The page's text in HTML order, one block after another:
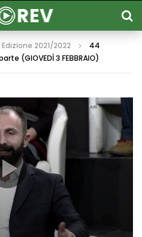
Edizione 2021/2022
44
(GIOVEDÌ 3 FEBBRAIO)